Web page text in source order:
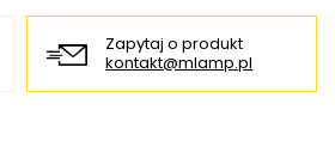
Zapytaj o produkt
kontakt@mlamp.pl